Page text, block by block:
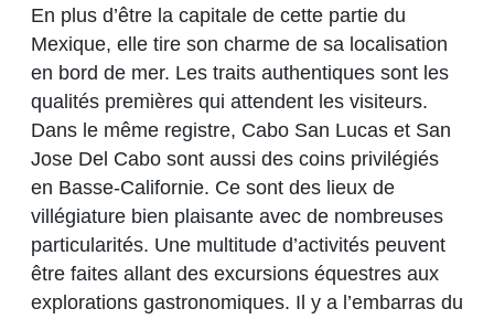
En plus d’être la capitale de cette partie du
Mexique, elle tire son charme de sa localisation
en bord de mer. Les traits authentiques sont les
qualités premières qui attendent les visiteurs.
Dans le même registre, Cabo San Lucas et San
Jose Del Cabo sont aussi des coins privilégiés
en Basse-Californie. Ce sont des lieux de
villégiature bien plaisante avec de nombreuses
particularités. Une multitude d’activités peuvent
être faites allant des excursions équestres aux
explorations gastronomiques. Il y a l’embarras du